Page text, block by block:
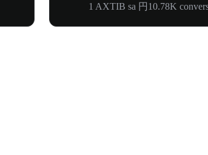
1 AXTIB sa 円10.78K